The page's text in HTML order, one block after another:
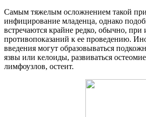
Самым тяжелым осложнением такой
инфицирование младенца, однако
встречаются крайне редко, обычно, при
противопоказаний к ее проведению.
введения могут образовываться
язвы или келоиды, развиваться
лимфоузлов, остеит.